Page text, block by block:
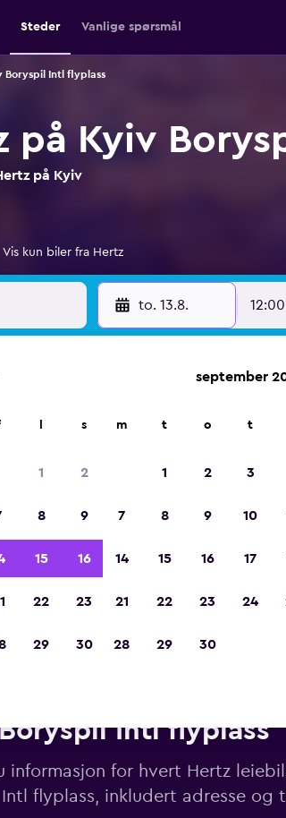
Steder Vanlige spørsmål
Boryspil Intl flyplass
på Kyiv
på Kyiv
Vis kun biler fra Hertz
to. 13.8. 12:00
2023
Intl flyplass
informasjon for hvert Hertz
flyplass, inkludert adresse og
s
1 2
8 9
15 16
22 23
29 30
september
m t o t
1 2 3
7 8 9 10
14 15 16 17
21 22 23 24
28 29 30